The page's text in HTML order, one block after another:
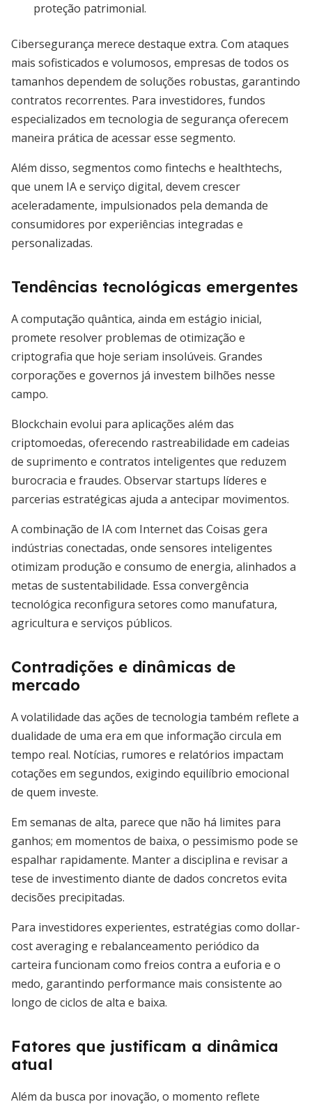
proteção patrimonial.
Cibersegurança merece destaque extra. Com ataques
mais sofisticados e volumosos, empresas de todos os
tamanhos dependem de soluções robustas, garantindo
contratos recorrentes. Para investidores, fundos
especializados em tecnologia de segurança oferecem
maneira prática de acessar esse segmento.
Além disso, segmentos como fintechs e healthtechs,
que unem IA e serviço digital, devem crescer
aceleradamente, impulsionados pela demanda de
consumidores por experiências integradas e
personalizadas.
Tendências tecnológicas emergentes
A computação quântica, ainda em estágio inicial,
promete resolver problemas de otimização e
criptografia que hoje seriam insolúveis. Grandes
corporações e governos já investem bilhões nesse
campo.
Blockchain evolui para aplicações além das
criptomoedas, oferecendo rastreabilidade em cadeias
de suprimento e contratos inteligentes que reduzem
burocracia e fraudes. Observar startups líderes e
parcerias estratégicas ajuda a antecipar movimentos.
A combinação de IA com Internet das Coisas gera
indústrias conectadas, onde sensores inteligentes
otimizam produção e consumo de energia, alinhados a
metas de sustentabilidade. Essa convergência
tecnológica reconfigura setores como manufatura,
agricultura e serviços públicos.
Contradições e dinâmicas de
mercado
A volatilidade das ações de tecnologia também reflete a
dualidade de uma era em que informação circula em
tempo real. Notícias, rumores e relatórios impactam
cotações em segundos, exigindo equilíbrio emocional
de quem investe.
Em semanas de alta, parece que não há limites para
ganhos; em momentos de baixa, o pessimismo pode se
espalhar rapidamente. Manter a disciplina e revisar a
tese de investimento diante de dados concretos evita
decisões precipitadas.
Para investidores experientes, estratégias como dollar-
cost averaging e rebalanceamento periódico da
carteira funcionam como freios contra a euforia e o
medo, garantindo performance mais consistente ao
longo de ciclos de alta e baixa.
Fatores que justificam a dinâmica
atual
Além da busca por inovação, o momento reflete